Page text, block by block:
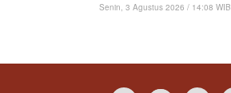
Senin, 3 Agustus 2026 / 14:08 WIB